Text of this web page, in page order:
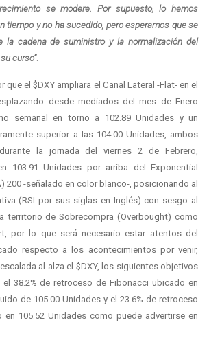
se modere. Por supuesto, lo hemos
tiempo y no ha sucedido, pero esperamos que se
la cadena de suministro y la normalización del
curso”.
el $DXY ampliara el Canal Lateral -Flat- en el
desde mediados del mes de Enero
semanal en torno a 102.89 Unidades y un
superior a las 104.00 Unidades, ambos
la jornada del viernes 2 de Febrero,
103.91 Unidades por arriba del Exponential
200 -señalado en color blanco-, posicionando al
(RSI por sus siglas en Inglés) con sesgo al
territorio de Sobrecompra (Overbought) como
por lo que será necesario estar atentos del
respecto a los acontecimientos por venir,
al alza el $DXY, los siguientes objetivos
38.2% de retroceso de Fibonacci ubicado en
de 105.00 Unidades y el 23.6% de retroceso
en 105.52 Unidades como puede advertirse en